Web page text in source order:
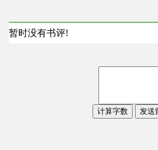
暂时没有书评!